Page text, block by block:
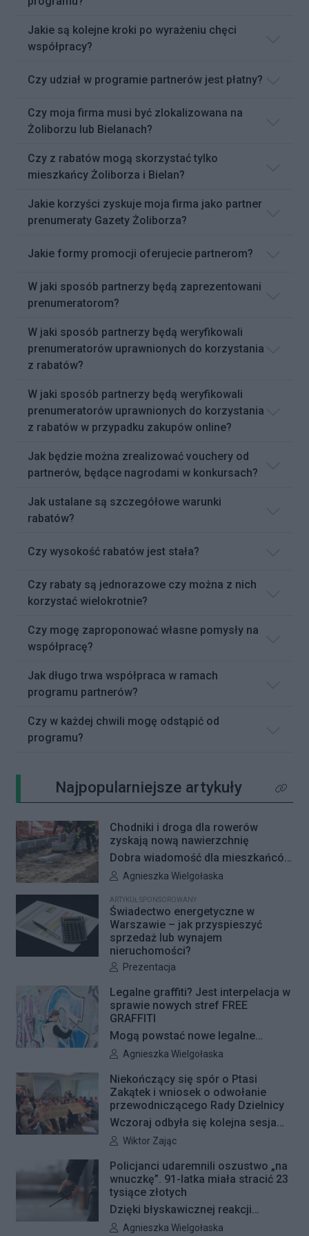
Jakie są kolejne kroki po wyrażeniu chęci
współpracy?
Czy udział w programie partnerów jest płatny?
Czy moja firma musi być zlokalizowana na
Żoliborzu lub Bielanach?
Czy z rabatów mogą skorzystać tylko
mieszkańcy Żoliborza i Bielan?
Jakie korzyści zyskuje moja firma jako partner
prenumeraty Gazety Żoliborza?
Jakie formy promocji oferujecie partnerom?
W jaki sposób partnerzy będą zaprezentowani
prenumeratorom?
W jaki sposób partnerzy będą weryfikowali
prenumeratorów uprawnionych do korzystania
z rabatów?
W jaki sposób partnerzy będą weryfikowali
prenumeratorów uprawnionych do korzystania
z rabatów w przypadku zakupów online?
Jak będzie można zrealizować vouchery od
partnerów, będące nagrodami w konkursach?
Jak ustalane są szczegółowe warunki
rabatów?
Czy wysokość rabatów jest stała?
Czy rabaty są jednorazowe czy można z nich
korzystać wielokrotnie?
Czy mogę zaproponować własne pomysły na
współpracę?
Jak długo trwa współpraca w ramach
programu partnerów?
Czy w każdej chwili mogę odstąpić od
programu?
Najpopularniejsze artykuły Kliknij
Chodniki i droga dla rowerów
zyskają nową nawierzchnię
Dobra wiadomość dla mieszkańców
Woli i Żoliborza. Zarząd Dróg
remonty infrastruktury dla pieszych
i rowerzystów. Oferty w
przetargach zostały już otwarte, a
jeśli wszystko przebiegnie zgodnie
z planem, nowe nawierzchnie
pojawią się jeszcze w tym roku.
Autor artykułu:
Agnieszka Wielgołaska
ARTYKUŁ SPONSOROWANY
Świadectwo energetyczne w
Warszawie – jak przyspieszyć
sprzedaż lub wynajem
nieruchomości?
Autor artykułu:
Prezentacja
Legalne graffiti? Jest interpelacja w
sprawie nowych stref FREE
GRAFFITI
Mogą powstać nowe legalne
miejsca do wykonywania graffiti.
interpelację, w której proponuje
wyznaczenie kolejnych stref FREE
GRAFFITI we współpracy z
Zarządem Dróg Miejskich.
Autor artykułu:
Agnieszka Wielgołaska
Niekończący się spór o Ptasi
Zakątek i wniosek o odwołanie
przewodniczącego Rady Dzielnicy
Wczoraj odbyła się kolejna sesja
poświęcona procedowaniu
Rady Dzielnicy Żoliborz w sprawie
zaniechania budowy zespołu
przedszkolno-żłobkowego przy ul.
Ficowskiego. Po blisko pięciu
Autor artykułu:
Wiktor Zając
Policjanci udaremnili oszustwo „na
wnuczkę”. 91-latka miała stracić 23
tysiące złotych
Dzięki błyskawicznej reakcji
kryminalnych 91-letnia mieszkanka
Autor artykułu:
Agnieszka Wielgołaska